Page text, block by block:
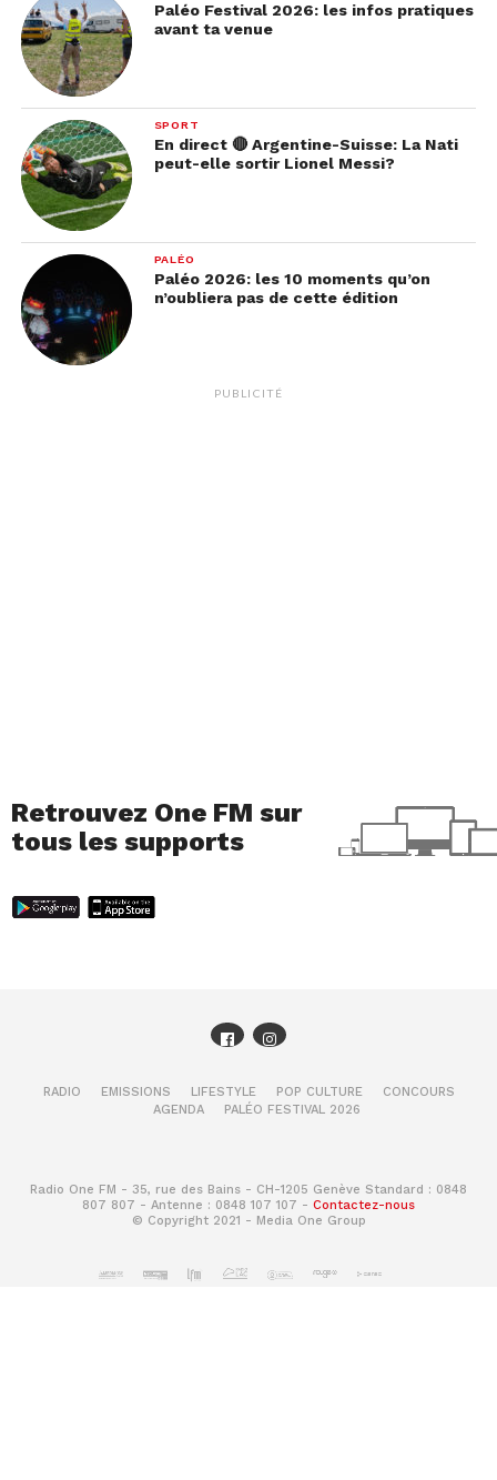
Paléo Festival 2026: les infos pratiques
avant ta venue
SPORT
En direct 🔴 Argentine-Suisse: La Nati
peut-elle sortir Lionel Messi?
PALÉO
Paléo 2026: les 10 moments qu’on
n’oubliera pas de cette édition
PUBLICITÉ
Retrouvez One FM sur
tous les supports
RADIO EMISSIONS LIFESTYLE POP CULTURE
CONCOURS
AGENDA
PALÉO FESTIVAL 2026
Radio One FM - 35, rue des Bains - CH-1205 Genève Standard : 0848
807 807 - Antenne : 0848 107 107 - Contactez-nous
© Copyright 2021 - Media One Group